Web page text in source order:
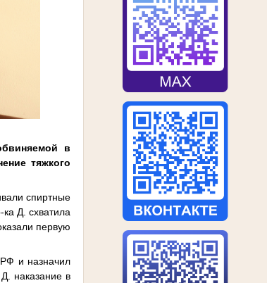
в
тяжкого
спиртные
ка Д. схватила
первую
и назначил
наказание в